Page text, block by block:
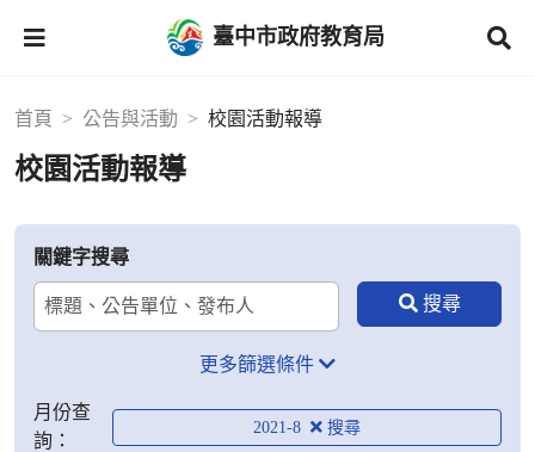
臺中市政府教育局
首頁 公告與活動 校園活動報導
校園活動報導
關鍵字搜尋
更多篩選條件
月份查
詢：
2021-8